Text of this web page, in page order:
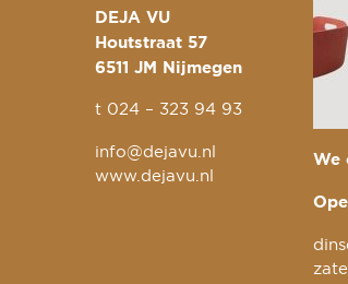
DEJA VU
Houtstraat 57
6511 JM Nijmegen
t 024 – 323 94 93
info@dejavu.nl
www.dejavu.nl
We